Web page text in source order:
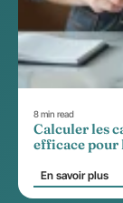
8 min read
Calculer les
efficace pour
En savoir plus